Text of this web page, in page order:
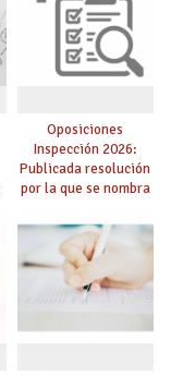
Oposiciones
Inspección 2026:
Publicada resolución
por la que se nombra
prácticas, se regulan
dichas prácticas y se
convoca acto público
de adjudicación